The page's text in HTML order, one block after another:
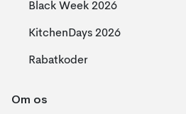
Black Week 2026
KitchenDays 2026
Rabatkoder
Om os